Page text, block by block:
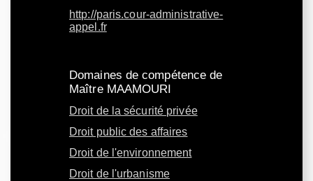
http://paris.cour-administrative-
appel.fr
Domaines de compétence de
Maître MAAMOURI
Droit de la sécurité privée
Droit public des affaires
Droit de l'environnement
Droit de l'urbanisme